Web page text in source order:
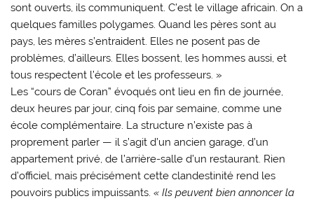
sont ouverts, ils communiquent. C’est le village africain. On a
quelques familles polygames. Quand les pères sont au
pays, les mères s’entraident. Elles ne posent pas de
problèmes, d’ailleurs. Elles bossent, les hommes aussi, et
tous respectent l’école et les professeurs. »
Les “cours de Coran” évoqués ont lieu en fin de journée,
deux heures par jour, cinq fois par semaine, comme une
école complémentaire. La structure n’existe pas à
proprement parler — il s’agit d’un ancien garage, d’un
appartement privé, de l’arrière-salle d’un restaurant. Rien
d’officiel, mais précisément cette clandestinité rend les
pouvoirs publics impuissants.« Ils peuvent bien annoncer la